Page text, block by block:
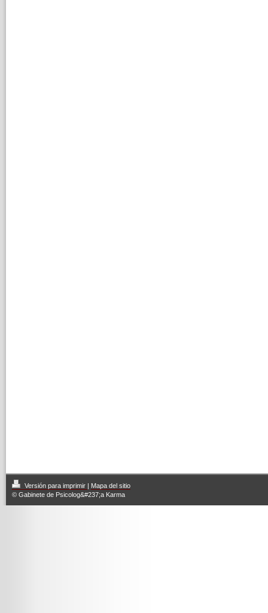
Versión para imprimir | Mapa del sitio
© Gabinete de Psicolog&#237;a Karma